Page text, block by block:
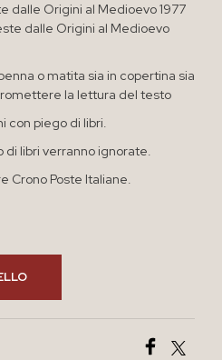
dalle Origini al Medioevo 1977
dalle Origini al Medioevo
o matita sia in copertina sia
la lettura del testo
con piego di libri.
libri verranno ignorate.
Crono Poste Italiane.